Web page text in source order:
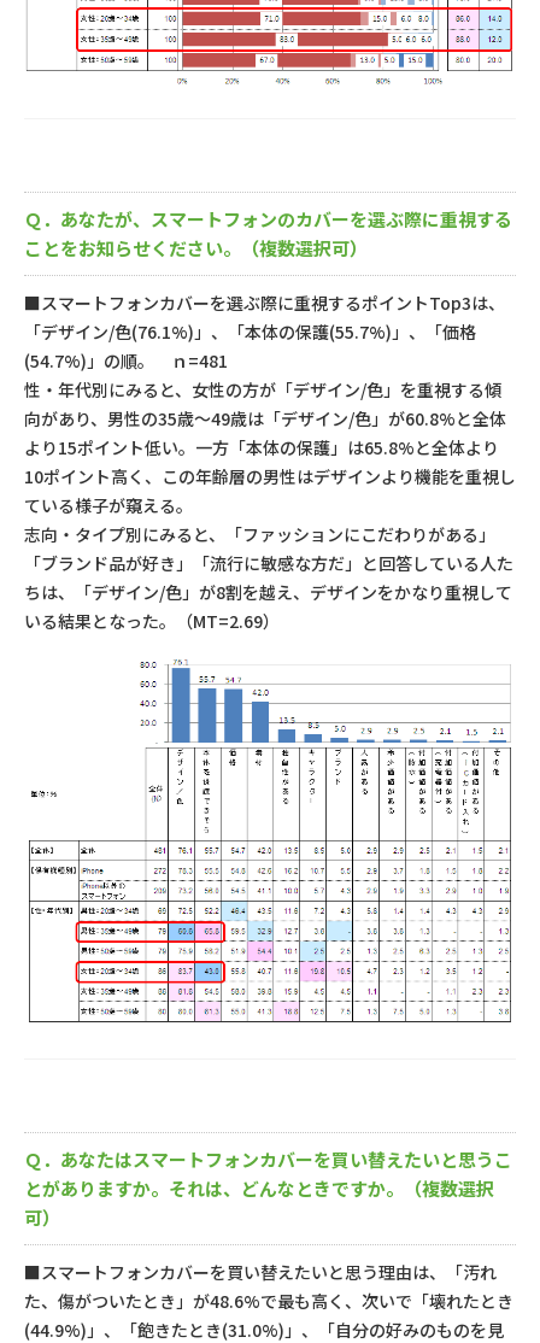
Ｑ．あなたが、スマートフォンのカバーを選ぶ際に重視する
ことをお知らせください。（複数選択可）
■スマートフォンカバーを選ぶ際に重視するポイントTop3は、
「デザイン/色(76.1%)」、「本体の保護(55.7%)」、「価格
(54.7%)」の順。
ｎ=481
性・年代別にみると、女性の方が「デザイン/色」を重視する傾
向があり、男性の35歳～49歳は「デザイン/色」が60.8%と全体
より15ポイント低い。一方「本体の保護」は65.8%と全体より
10ポイント高く、この年齢層の男性はデザインより機能を重視し
ている様子が窺える。
志向・タイプ別にみると、「ファッションにこだわりがある」
「ブランド品が好き」「流行に敏感な方だ」と回答している人た
ちは、「デザイン/色」が8割を越え、デザインをかなり重視して
いる結果となった。（MT=2.69）
Ｑ．あなたはスマートフォンカバーを買い替えたいと思うこ
とがありますか。それは、どんなときですか。（複数選択
可）
■スマートフォンカバーを買い替えたいと思う理由は、「汚れ
た、傷がついたとき」が48.6%で最も高く、次いで「壊れたとき
(44.9%)」、「飽きたとき(31.0%)」、「自分の好みのものを見